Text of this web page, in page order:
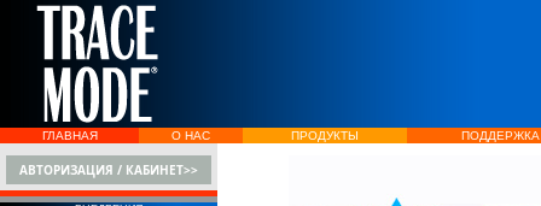
ГЛАВНАЯ О НАС ПРОДУКТЫ ПОДДЕРЖКА
АВТОРИЗАЦИЯ / КАБИНЕТ>>